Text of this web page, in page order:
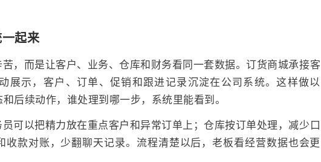
起来
，而是让客户、业务、仓库和财务看同一套数据。订货商城承接客
展示，客户、订单、促销和跟进记录沉淀在公司系统。这样做以
后续动作，谁处理到哪一步，系统里能看到。
可以把精力放在重点客户和异常订单上；仓库按订单处理，减少口
收款对账，少翻聊天记录。流程清楚以后，老板看经营数据也会更